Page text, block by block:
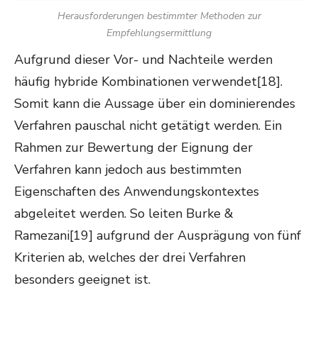
Herausforderungen bestimmter Methoden zur
Empfehlungsermittlung
Aufgrund dieser Vor- und Nachteile werden
häufig hybride Kombinationen verwendet[18].
Somit kann die Aussage über ein dominierendes
Verfahren pauschal nicht getätigt werden. Ein
Rahmen zur Bewertung der Eignung der
Verfahren kann jedoch aus bestimmten
Eigenschaften des Anwendungskontextes
abgeleitet werden. So leiten Burke &
Ramezani[19] aufgrund der Ausprägung von fünf
Kriterien ab, welches der drei Verfahren
besonders geeignet ist.